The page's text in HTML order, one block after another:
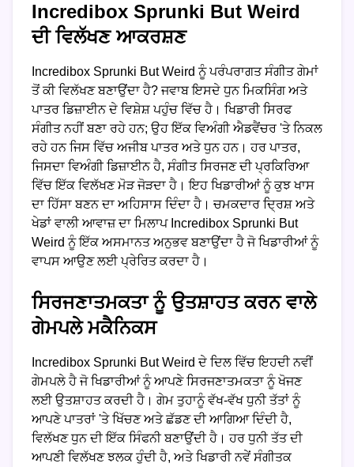
Incredibox Sprunki But Weird
ਦੀ ਵਿਲੱਖਣ ਆਕਰਸ਼ਣ
Incredibox Sprunki But Weird ਨੂੰ ਪਰੰਪਰਾਗਤ ਸੰਗੀਤ ਗੇਮਾਂ
ਤੋਂ ਕੀ ਵਿਲੱਖਣ ਬਣਾਉਂਦਾ ਹੈ? ਜਵਾਬ ਇਸਦੇ ਧੁਨ ਮਿਕਸਿੰਗ ਅਤੇ
ਪਾਤਰ ਡਿਜ਼ਾਈਨ ਦੇ ਵਿਸ਼ੇਸ਼ ਪਹੁੰਚ ਵਿੱਚ ਹੈ। ਖਿਡਾਰੀ ਸਿਰਫ
ਸੰਗੀਤ ਨਹੀਂ ਬਣਾ ਰਹੇ ਹਨ; ਉਹ ਇੱਕ ਵਿਅੰਗੀ ਐਡਵੈਂਚਰ 'ਤੇ ਨਿਕਲ
ਰਹੇ ਹਨ ਜਿਸ ਵਿੱਚ ਅਜੀਬ ਪਾਤਰ ਅਤੇ ਧੁਨ ਹਨ। ਹਰ ਪਾਤਰ,
ਜਿਸਦਾ ਵਿਅੰਗੀ ਡਿਜ਼ਾਈਨ ਹੈ, ਸੰਗੀਤ ਸਿਰਜਣ ਦੀ ਪ੍ਰਕਿਰਿਆ
ਵਿੱਚ ਇੱਕ ਵਿਲੱਖਣ ਮੋੜ ਜੋੜਦਾ ਹੈ। ਇਹ ਖਿਡਾਰੀਆਂ ਨੂੰ ਕੁਝ ਖਾਸ
ਦਾ ਹਿੱਸਾ ਬਣਨ ਦਾ ਅਹਿਸਾਸ ਦਿੰਦਾ ਹੈ। ਚਮਕਦਾਰ ਦ੍ਰਿਸ਼ ਅਤੇ
ਖੇਡਾਂ ਵਾਲੀ ਆਵਾਜ਼ ਦਾ ਮਿਲਾਪ Incredibox Sprunki But
Weird ਨੂੰ ਇੱਕ ਅਸਮਾਨਤ ਅਨੁਭਵ ਬਣਾਉਂਦਾ ਹੈ ਜੋ ਖਿਡਾਰੀਆਂ ਨੂੰ
ਵਾਪਸ ਆਉਣ ਲਈ ਪ੍ਰੇਰਿਤ ਕਰਦਾ ਹੈ।
ਸਿਰਜਣਾਤਮਕਤਾ ਨੂੰ ਉਤਸ਼ਾਹਤ ਕਰਨ ਵਾਲੇ
ਗੇਮਪਲੇ ਮਕੈਨਿਕਸ
Incredibox Sprunki But Weird ਦੇ ਦਿਲ ਵਿੱਚ ਇਹਦੀ ਨਵੀਂ
ਗੇਮਪਲੇ ਹੈ ਜੋ ਖਿਡਾਰੀਆਂ ਨੂੰ ਆਪਣੇ ਸਿਰਜਣਾਤਮਕਤਾ ਨੂੰ ਖੋਜਣ
ਲਈ ਉਤਸ਼ਾਹਤ ਕਰਦੀ ਹੈ। ਗੇਮ ਤੁਹਾਨੂੰ ਵੱਖ-ਵੱਖ ਧੁਨੀ ਤੱਤਾਂ ਨੂੰ
ਆਪਣੇ ਪਾਤਰਾਂ 'ਤੇ ਖਿੱਚਣ ਅਤੇ ਛੱਡਣ ਦੀ ਆਗਿਆ ਦਿੰਦੀ ਹੈ,
ਵਿਲੱਖਣ ਧੁਨ ਦੀ ਇੱਕ ਸਿੰਫਨੀ ਬਣਾਉਂਦੀ ਹੈ। ਹਰ ਧੁਨੀ ਤੱਤ ਦੀ
ਆਪਣੀ ਵਿਲੱਖਣ ਝਲਕ ਹੁੰਦੀ ਹੈ, ਅਤੇ ਖਿਡਾਰੀ ਨਵੇਂ ਸੰਗੀਤਕ